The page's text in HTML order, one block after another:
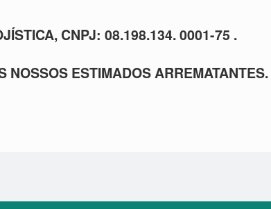
CNPJ: 08.198.134. 0001-75 .
NOSSOS ESTIMADOS ARREMATANTES.